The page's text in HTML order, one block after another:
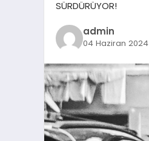
SÜRDÜRÜYOR!
admin
04 Haziran 2024